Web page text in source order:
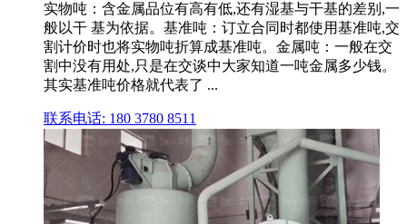
实物吨：含金属品位有高有低,还有湿基与干基的差别,一
般以干 基为依据。基准吨：订立合同时都使用基准吨,交
割计价时也将实物吨折算成基准吨。金属吨：一般在交
割中没有用处,只是在交谈中大家知道一吨金属多少钱。
其实基准吨价格就代表了 ...
联系电话: 180 3780 8511